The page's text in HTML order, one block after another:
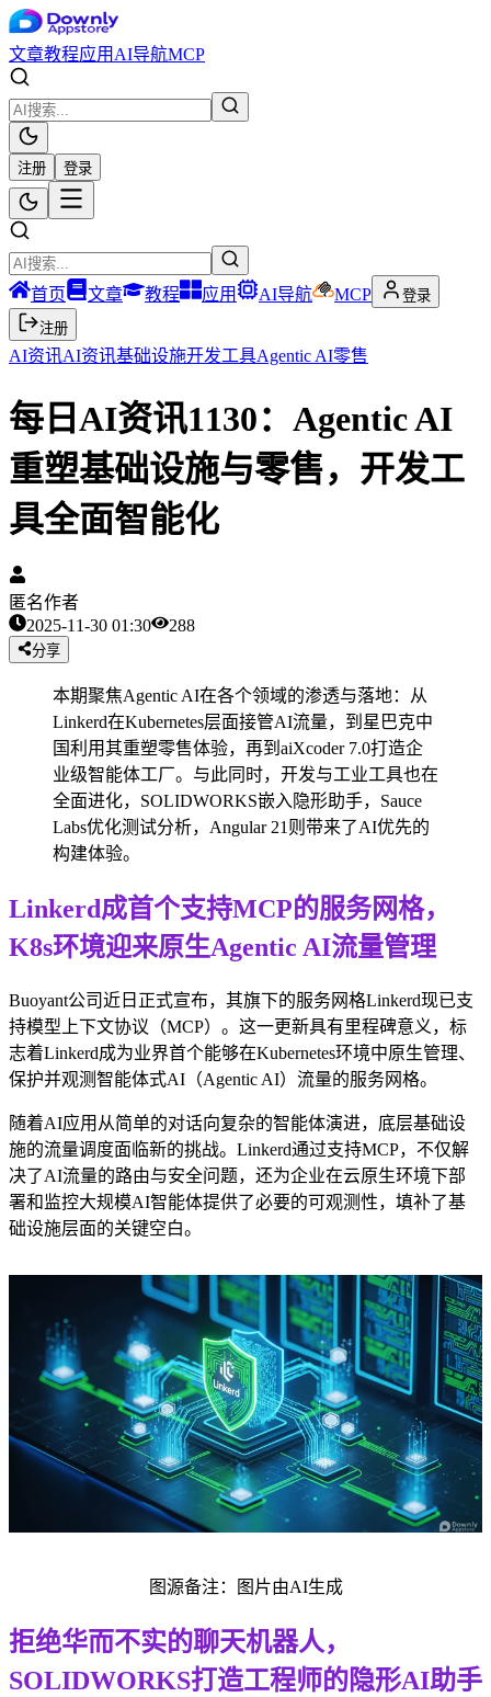
文章教程应用 AI导航MCP
注册 登录
首页 文章 教程 应用 AI导航 MCP
登录
注册
AI资讯AI资讯基础设施开发工具Agentic AI零售
每日AI资讯1130：Agentic AI
重塑基础设施与零售，开发工
具全面智能化
匿名作者
2025-11-30 01:30
288
分享
本期聚焦Agentic AI在各个领域的渗透与落地：从
Linkerd在Kubernetes层面接管AI流量，到星巴克中
国利用其重塑零售体验，再到aiXcoder 7.0打造企
业级智能体工厂。与此同时，开发与工业工具也在
全面进化，SOLIDWORKS嵌入隐形助手，Sauce
Labs优化测试分析，Angular 21则带来了AI优先的
构建体验。
Linkerd成首个支持MCP的服务网格，
K8s环境迎来原生Agentic AI流量管理
Buoyant公司近日正式宣布，其旗下的服务网格Linkerd现已支
持模型上下文协议（MCP）。这一更新具有里程碑意义，标
志着Linkerd成为业界首个能够在Kubernetes环境中原生管理、
保护并观测智能体式AI（Agentic AI）流量的服务网格。
随着AI应用从简单的对话向复杂的智能体演进，底层基础设
施的流量调度面临新的挑战。Linkerd通过支持MCP，不仅解
决了AI流量的路由与安全问题，还为企业在云原生环境下部
署和监控大规模AI智能体提供了必要的可观测性，填补了基
础设施层面的关键空白。
图源备注：图片由AI生成
拒绝华而不实的聊天机器人，
SOLIDWORKS打造工程师的隐形AI助手